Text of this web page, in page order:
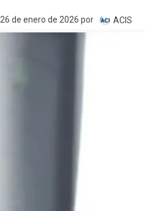
26 de enero de 2026 por ACIS